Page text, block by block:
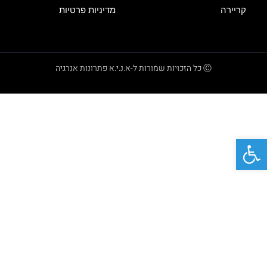
קריירה מדיניות פרטיות
Ⓒ כל הזכויות שמורות ל-א.נ.י.א פתרונות אנרגיה
פתח סרגל נגישות